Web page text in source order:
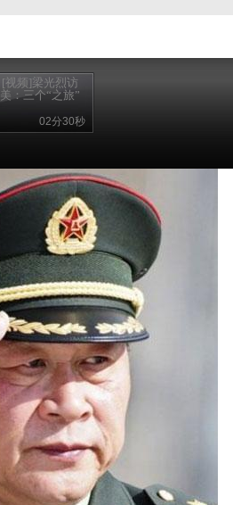
[视频]梁光烈访
美：三个“之旅”
02分30秒